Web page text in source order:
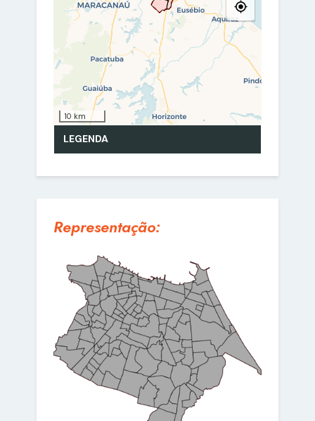
Representação: